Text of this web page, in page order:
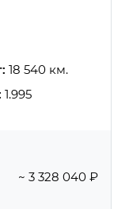
18 540 км.
1.995
~ 3 328 040 ₽